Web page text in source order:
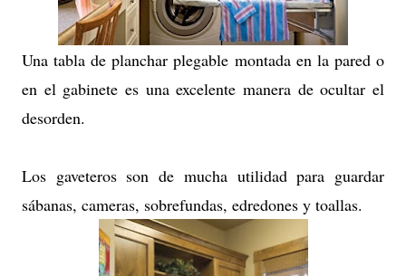
Una tabla de planchar plegable montada en la pared o
en el gabinete es una excelente manera de ocultar el
desorden.
Los gaveteros son de mucha utilidad para guardar
sábanas, cameras, sobrefundas, edredones y toallas.